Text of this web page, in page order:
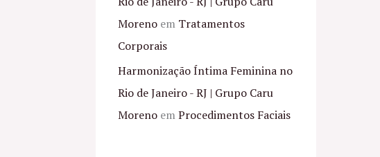
Moreno em Tratamentos
Corporais
Harmonização Íntima Feminina no
Rio de Janeiro - RJ | Grupo Caru
Moreno emProcedimentos Faciais